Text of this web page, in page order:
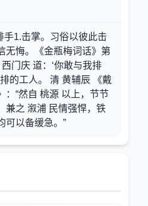
手1.击掌。习俗以彼此击
无悔。《金瓶梅词话》第
西门庆 道：‘你敢与我排
排的工人。 清 黄辅辰 《戴
：“然自 桃源 以上，节节
兼之 溆浦 民情强悍，铁
可以备缓急。”